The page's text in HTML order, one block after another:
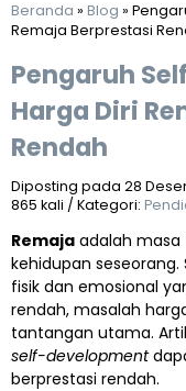
Beranda » Blog »
Remaja Berprestasi
Pengaruh
Harga Diri
Rendah
Diposting pada 28
865 kali / Kategori:
Remaja adalah masa
kehidupan
fisik dan emosional
rendah, masalah
tantangan utama.
self-development
berprestasi rendah.